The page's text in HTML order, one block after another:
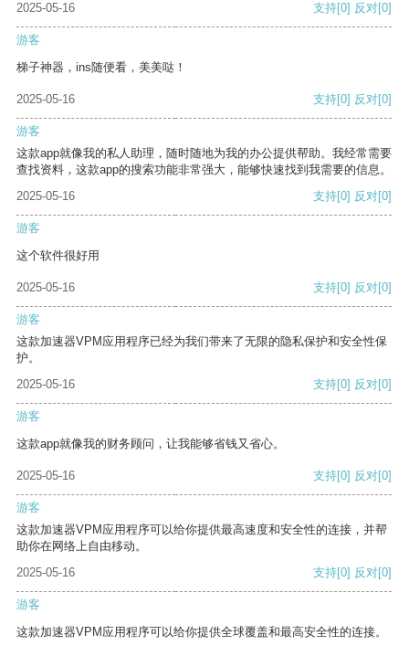
2025-05-16
支持[0] 反对[0]
游客
梯子神器，ins随便看，美美哒！
2025-05-16 支持[0] 反对[0]
游客
这款app就像我的私人助理，随时随地为我的办公提供帮助。我经常需要
查找资料，这款app的搜索功能非常强大，能够快速找到我需要的信息。
2025-05-16
支持[0] 反对[0]
游客
这个软件很好用
2025-05-16 支持[0] 反对[0]
游客
这款加速器VPM应用程序已经为我们带来了无限的隐私保护和安全性保
护。
2025-05-16
支持[0] 反对[0]
游客
这款app就像我的财务顾问，让我能够省钱又省心。
2025-05-16 支持[0] 反对[0]
游客
这款加速器VPM应用程序可以给你提供最高速度和安全性的连接，并帮
助你在网络上自由移动。
2025-05-16
支持[0] 反对[0]
游客
这款加速器VPM应用程序可以给你提供全球覆盖和最高安全性的连接。